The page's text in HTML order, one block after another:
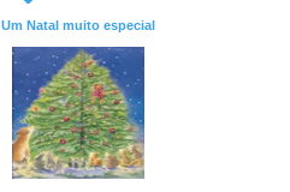
Um Natal muito especial